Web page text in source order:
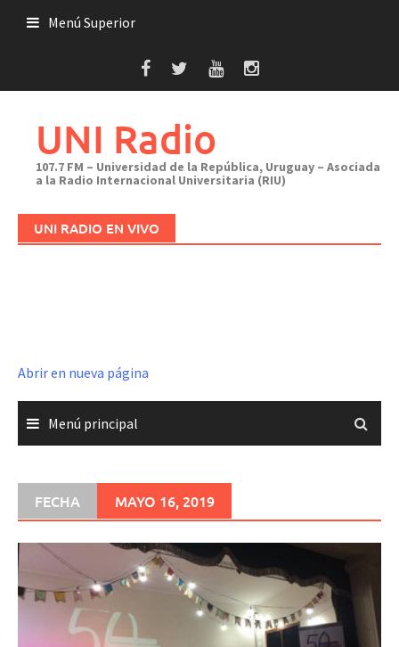
Menú Superior
UNI Radio
107.7 FM – Universidad de la República, Uruguay – Asociada
a la Radio Internacional Universitaria (RIU)
UNI RADIO EN VIVO
Abrir en nueva página
Menú principal
FECHA MAYO 16, 2019